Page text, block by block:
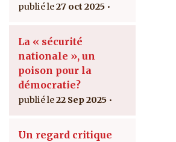
27 oct 2025
La « sécurité
nationale », un
poison pour la
démocratie?
22 Sep 2025
Un regard critique